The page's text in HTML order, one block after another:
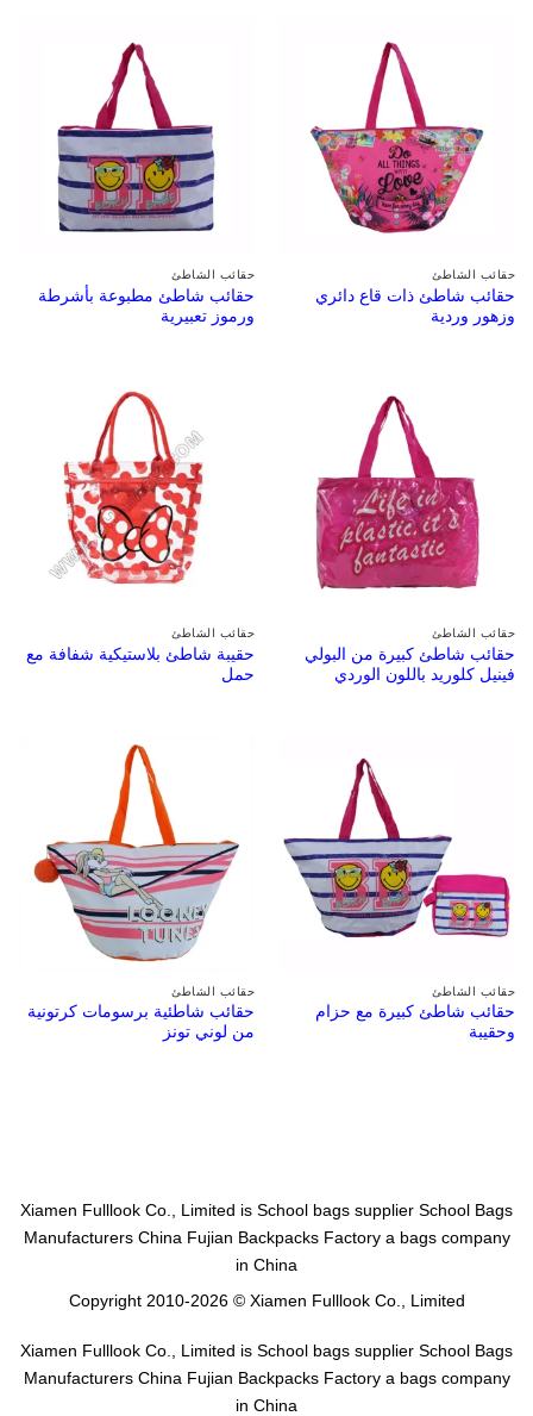
حقائب الشاطئ
حقائب شاطئ ذات قاع دائري
وزهور وردية
حقائب الشاطئ
حقائب شاطئ مطبوعة بأشرطة
ورموز تعبيرية
حقائب الشاطئ
حقائب شاطئ كبيرة من البولي
فينيل كلوريد باللون الوردي
حقائب الشاطئ
حقيبة شاطئ بلاستيكية شفافة مع
حمل
حقائب الشاطئ
حقائب شاطئ كبيرة مع حزام
وحقيبة
حقائب الشاطئ
حقائب شاطئية برسومات كرتونية
من لوني تونز
Xiamen Fulllook Co., Limited is School bags supplier School Bags
Manufacturers China Fujian Backpacks Factorya bags company
in China
Copyright 2010-2026 © Xiamen Fulllook Co., Limited
Xiamen Fulllook Co., Limited is School bags supplier School Bags
Manufacturers China Fujian Backpacks Factorya bags company
in China